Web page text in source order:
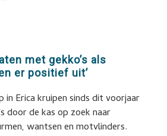
met gekko’s als
er positief uit’
in Erica kruipen sinds dit voorjaar
door de kas op zoek naar
wantsen en motvlinders.